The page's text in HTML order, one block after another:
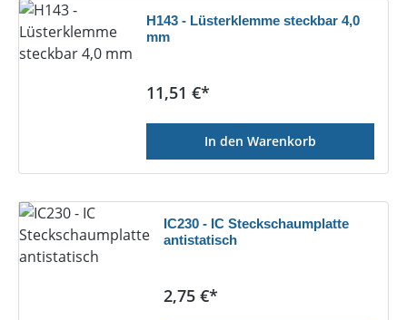
H143 - Lüsterklemme steckbar 4,0
mm
Regulärer Preis:
11,51 €*
In den Warenkorb
IC230 - IC Steckschaumplatte
antistatisch
Regulärer Preis:
2,75 €*